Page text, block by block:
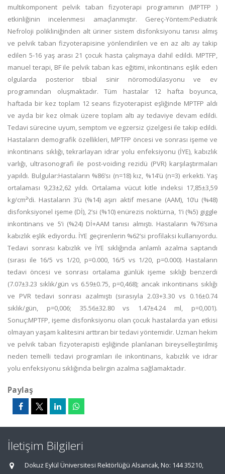
multikomponent pelvik taban fizyoterapi programının (MPTFP )
etkinliğinin incelenmesi amaçlanmıştır. Gereç-Yöntem:Pediatrik
Nefroloji polikliniğinden alt üriner sistem disfonksiyonu tanısı almış
ve pelvik taban fizyoterapisine yönlendirilen ve en az altı ay takip
edilen 5-16 yaş arası 21 çocuk hasta çalışmaya dahil edildi. MPTFP,
manuel terapi, BF ile pelvik taban kas eğitimi, inkontinans eşlik eden
olgularda posterior tibial sinir nöromodülasyonu ve ev
programından oluşmaktadır. Tüm hastalar 12 hafta boyunca,
haftada bir kez toplam 12 seans fizyoterapist eşliğinde MPTFP aldı
ve ayda bir kez olmak üzere toplam altı ay tedaviye devam edildi.
Tedavi sürecine uyum, semptom ve egzersiz çizelgesi ile takip edildi.
Hastaların demografik özellikleri, MPTFP öncesi ve sonrası işeme ve
inkontinans sıklığı, tekrarlayan idrar yolu enfeksiyonu (İYE), kabızlık
varlığı, ultrasonografi ile post-voiding rezidü (PVR) karşılaştırmaları
yapıldı. Bulgular:Hastaların %86’sı (n=18) kız, %14’ü (n=3) erkekti. Yaş
ortalaması 9,23±2,62 yıldı. Ortalama vücut kitle indeksi 17,85±3,59
kg/cm²’di. Hastaların 3’ü (%14) aşırı aktif mesane (AAM), 10’u (%48)
disfonksiyonel işeme (Dİ), 2’si (%10) enürezis noktürna, 1’i (%5) giggle
inkontinans ve 5’i (%24) Dİ+AAM tanısı almıştı. Hastaların %76’sına
kabızlık eşlik ediyordu. İYE geçirenlerin %62’si profilaksi kullanıyordu.
Tedavi sonrası kabızlık ve İYE sıklığında anlamlı azalma saptandı
(sırası ile 16/5 vs 1/20, p=0.000, 16/5 vs 1/20, p=0.000). Hastaların
tedavi öncesi ve sonrası ortalama günlük işeme sıklığı benzerdi
(7.07±3.23 sıklık/gün vs 6.59±0.75, p=0,468); ancak inkontinans sıklığı
ve PVR tedavi sonrası azalmıştı (sırasıyla 2.03+3.30 vs 0.16±0.74
sıklık/gün, p=0,006; 35.56±32.80 vs 1.47±4.24 ml, p=0,001).
Sonuç:MPTFP, işeme disfonksiyonu olan çocuk hastalarda yan etkisi
olmayan yaşam kalitesini arttıran bir tedavi yöntemidir. Uzman hekim
ve pelvik taban fizyoterapisti eşliğinde planlanan bireyselleştirilmiş
neden temelli tedavi programları ile inkontinans, kabızlık ve idrar
yolu enfeksiyonu sıklığında belirgin azalma sağlamaktadır.
Paylaş
İletişim Bilgileri
Dokuz Eylül Üniversitesi Rektörlüğü Alsancak, No: 144 35210,